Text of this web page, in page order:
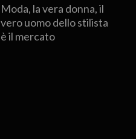
Moda, la vera donna, il
vero uomo dello stilista
è il mercato